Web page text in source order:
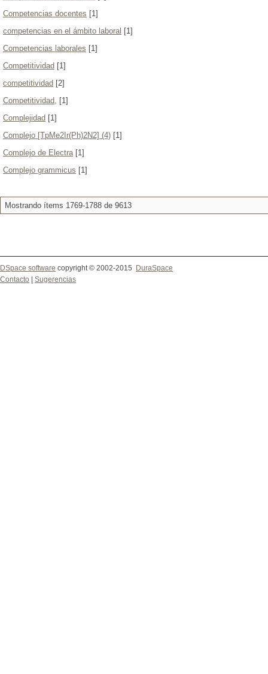
Competencias docentes [1]
competencias en el ámbito laboral [1]
Competencias laborales [1]
Competitividad [1]
competitividad [2]
Competitividad, [1]
Complejidad [1]
Complejo [TpMe2Ir(Ph)2N2] (4) [1]
Complejo de Electra[1]
Complejo grammicus [1]
Mostrando ítems 1769-1788 de 9613
DSpace software copyright © 2002-2015
DuraSpace
Contacto
Sugerencias